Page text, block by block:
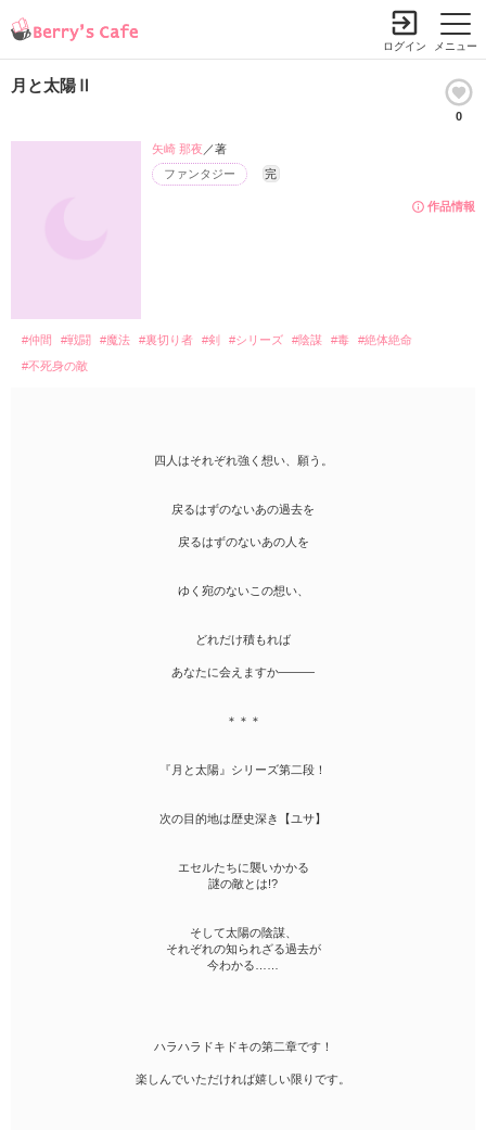
メニュー
ログイン
月と太陽Ⅱ
0
作品情報
ファンタジー 完
矢崎 那夜 ／著
#仲間 #戦闘 #魔法 #裏切り者 #剣 #シリーズ #陰謀 #毒
#絶体絶命
#不死身の敵
四人はそれぞれ強く想い、願う。
戻るはずのないあの過去を
戻るはずのないあの人を
ゆく宛のないこの想い、
どれだけ積もれば
あなたに会えますか―――
＊＊＊
『月と太陽』シリーズ第二段！
次の目的地は歴史深き【ユサ】
エセルたちに襲いかかる
謎の敵とは!?
そして太陽の陰謀、
それぞれの知られざる過去が
今わかる……
ハラハラドキドキの第二章です！
楽しんでいただければ嬉しい限りです。